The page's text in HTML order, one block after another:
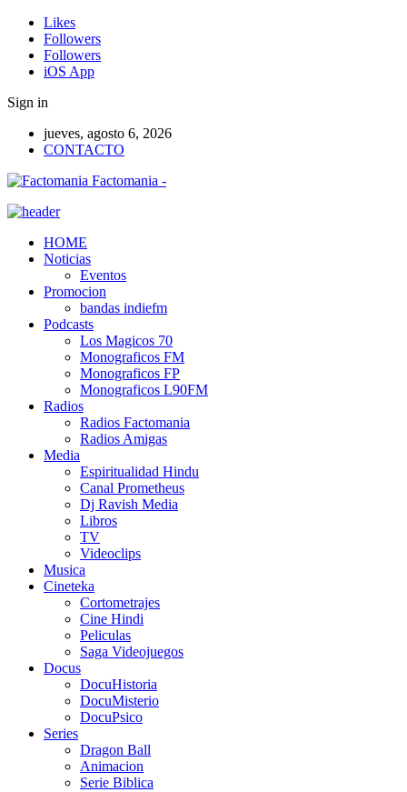
Likes
Followers
Followers
iOS App
Sign in
jueves, agosto 6, 2026
CONTACTO
Factomania -
HOME
Noticias
Eventos
Promocion
bandas indiefm
Podcasts
Los Magicos 70
Monograficos FM
Monograficos FP
Monograficos L90FM
Radios
Radios Factomania
Radios Amigas
Media
Espiritualidad Hindu
Canal Prometheus
Dj Ravish Media
Libros
TV
Videoclips
Musica
Cineteka
Cortometrajes
Cine Hindi
Peliculas
Saga Videojuegos
Docus
DocuHistoria
DocuMisterio
DocuPsico
Series
Dragon Ball
Animacion
Serie Biblica